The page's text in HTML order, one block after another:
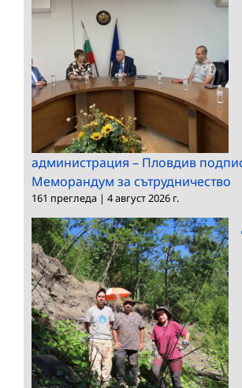
администрация – Пловдив
Меморандум за сътрудничество
161 прегледа | 4 август 2026 г.